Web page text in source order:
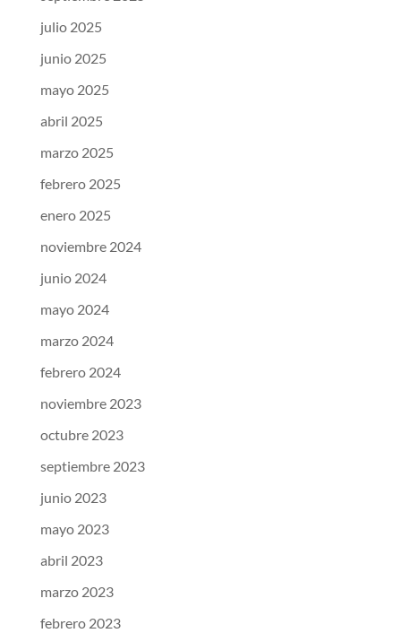
julio 2025
junio 2025
mayo 2025
abril 2025
marzo 2025
febrero 2025
enero 2025
noviembre 2024
junio 2024
mayo 2024
marzo 2024
febrero 2024
noviembre 2023
octubre 2023
septiembre 2023
junio 2023
mayo 2023
abril 2023
marzo 2023
febrero 2023